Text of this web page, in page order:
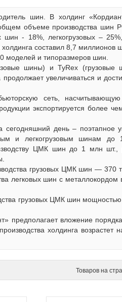
шин. В холдинг
объеме производства шин
шин - 18%, легкогрузовых –
составил 8,7 миллионов
моделей и типоразмеров шин.
шины) и TyRex (грузовые
увеличиваться и
сеть,
экспортируется более
сегодняшний день – поэтапное
и легкогрузовым шинам до
ЦМК шин до 1 млн шт.,
грузовых ЦМК шин — 370
легковых шин с
грузовых ЦМК шин
предполагает вложение
холдинга возрастет
Товаров на